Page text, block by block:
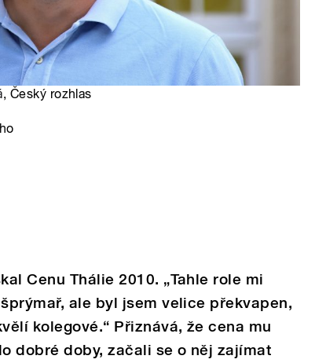
, Český rozhlas
Cenu Thálie 2010. „Tahle role mi
ale byl jsem velice překvapen,
kolegové.“ Přiznává, že cena mu
dobré doby, začali se o něj zajímat